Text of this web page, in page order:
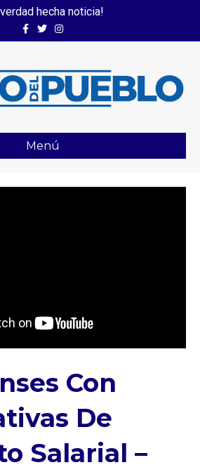
verdad hecha noticia!
FacebookTwitterInstagram
Menú
Con
De
Salarial –